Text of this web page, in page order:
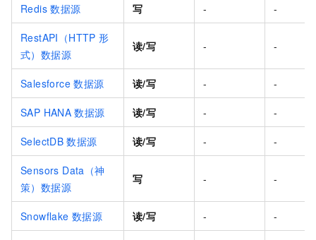
Redis 数据源 写 - -
RestAPI（HTTP 形
式）数据源
读/写 - -
Salesforce 数据源 读/写 - -
SAP HANA 数据源 读/写 - -
SelectDB 数据源 读/写 - -
Sensors Data（神
策）数据源
写 - -
Snowflake 数据源 读/写 - -